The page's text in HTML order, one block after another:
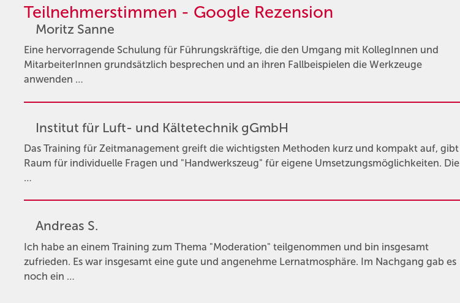
Teilnehmerstimmen - Google Rezension
Moritz Sanne
Eine hervorragende Schulung für Führungskräftige, die den Umgang mit KollegInnen und
MitarbeiterInnen grundsätzlich besprechen und an ihren Fallbeispielen die Werkzeuge
anwenden …
Institut für Luft- und Kältetechnik gGmbH
Das Training für Zeitmanagement greift die wichtigsten Methoden kurz und kompakt auf, gibt
Raum für individuelle Fragen und "Handwerkszeug" für eigene Umsetzungsmöglichkeiten. Die
…
Andreas S.
Ich habe an einem Training zum Thema "Moderation" teilgenommen und bin insgesamt
zufrieden. Es war insgesamt eine gute und angenehme Lernatmosphäre. Im Nachgang gab es
noch ein …